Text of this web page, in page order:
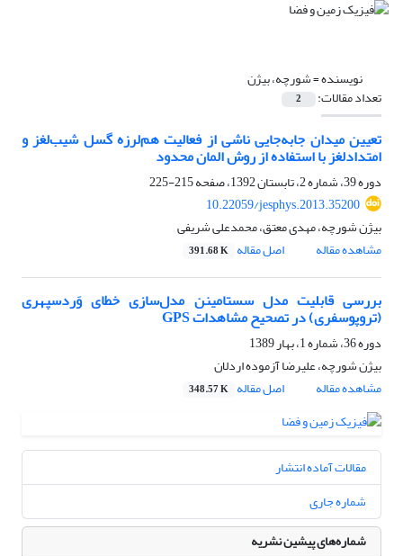
نویسنده =شورچه، بیژن
تعداد مقالات: 2
تعیین میدان جابه‌جایی ناشی از فعالیت هم‌لرزه گسل شیب‌لغز و
امتدادلغز با استفاده از روش المان محدود
دوره 39، شماره 2، تابستان 1392، صفحه
215-225
10.22059/jesphys.2013.35200
بیژن شورچه، مهدی معتق، محمدعلی شریفی
مشاهده مقاله
اصل مقاله 391.68 K
بررسی قابلیت مدل سستامینن مدل‌سازی خطای وَردسپهری
(تروپوسفری) در تصحیح مشاهدات GPS
دوره 36، شماره 1، بهار 1389
بیژن شورچه، علیرضا آزموده اردلان
مشاهده مقاله
اصل مقاله 348.57 K
مقالات آماده انتشار
شماره جاری
شماره‌های پیشین نشریه